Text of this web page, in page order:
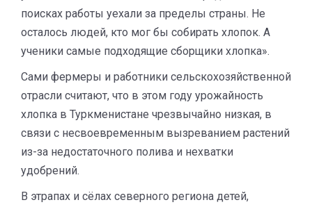
поисках работы уехали за пределы страны. Не
осталось людей, кто мог бы собирать хлопок. А
ученики самые подходящие сборщики хлопка».
Сами фермеры и работники сельскохозяйственной
отрасли считают, что в этом году урожайность
хлопка в Туркменистане чрезвычайно низкая, в
связи с несвоевременным вызреванием растений
из-за недостаточного полива и нехватки
удобрений.
В этрапах и сёлах северного региона детей,